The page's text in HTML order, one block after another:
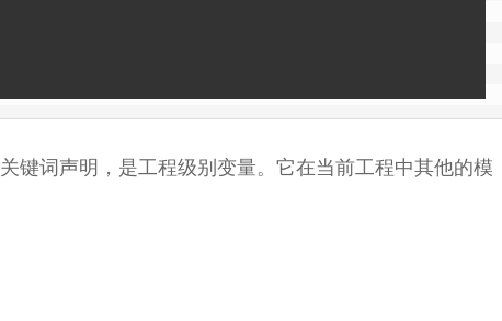
关键词声明，是工程级别变量。它在当前工程中其他的模